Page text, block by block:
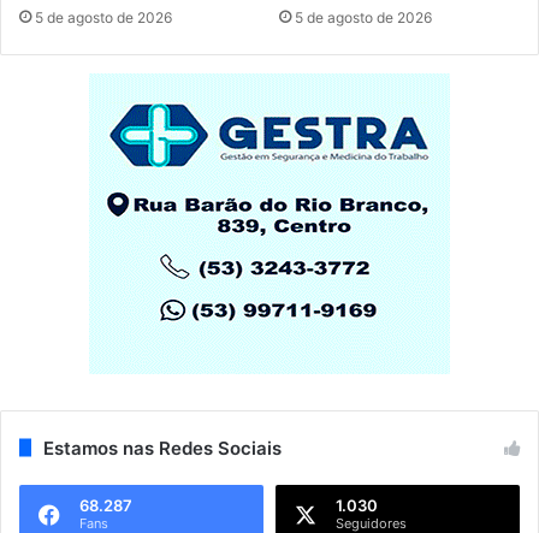
5 de agosto de 2026 5 de agosto de 2026
Estamos nas Redes Sociais
68.287
Fans
1.030
Seguidores